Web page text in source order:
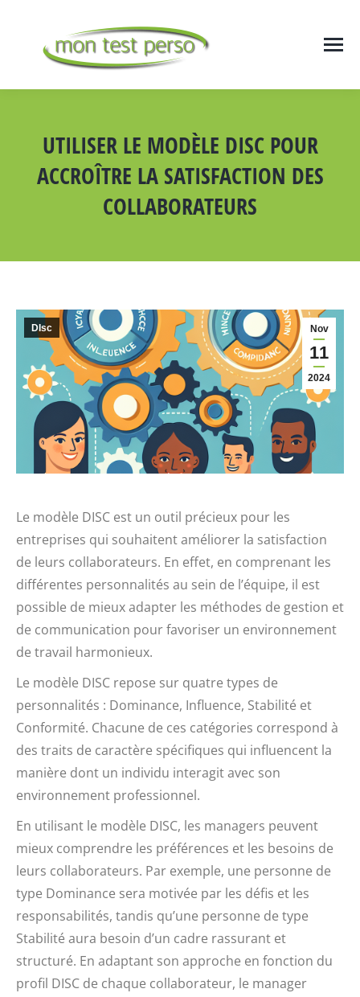
UTILISER LE MODÈLE DISC POUR
ACCROÎTRE LA SATISFACTION DES
COLLABORATEURS
Nov
11
2024
DIsc
Le modèle DISC est un outil précieux pour les
entreprises qui souhaitent améliorer la satisfaction
de leurs collaborateurs. En effet, en comprenant les
différentes personnalités au sein de l’équipe, il est
possible de mieux adapter les méthodes de gestion et
de communication pour favoriser un environnement
de travail harmonieux.
Le modèle DISC repose sur quatre types de
personnalités : Dominance, Influence, Stabilité et
Conformité. Chacune de ces catégories correspond à
des traits de caractère spécifiques qui influencent la
manière dont un individu interagit avec son
environnement professionnel.
En utilisant le modèle DISC, les managers peuvent
mieux comprendre les préférences et les besoins de
leurs collaborateurs. Par exemple, une personne de
type Dominance sera motivée par les défis et les
responsabilités, tandis qu’une personne de type
Stabilité aura besoin d’un cadre rassurant et
structuré. En adaptant son approche en fonction du
profil DISC de chaque collaborateur, le manager